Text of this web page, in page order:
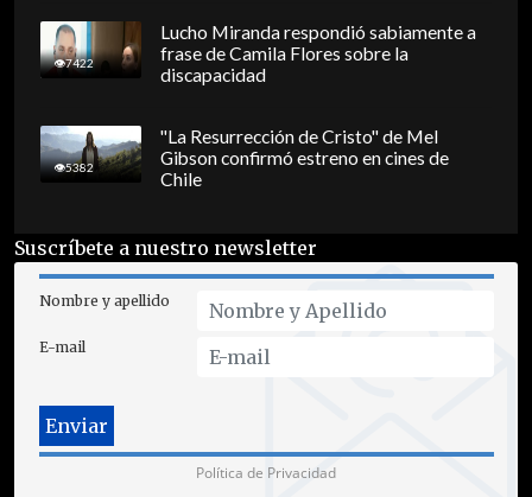
7422
Lucho Miranda respondió sabiamente a
frase de Camila Flores sobre la
discapacidad
5382
"La Resurrección de Cristo" de Mel
Gibson confirmó estreno en cines de
Chile
Suscríbete a nuestro newsletter
Nombre y apellido
E-mail
Política de Privacidad